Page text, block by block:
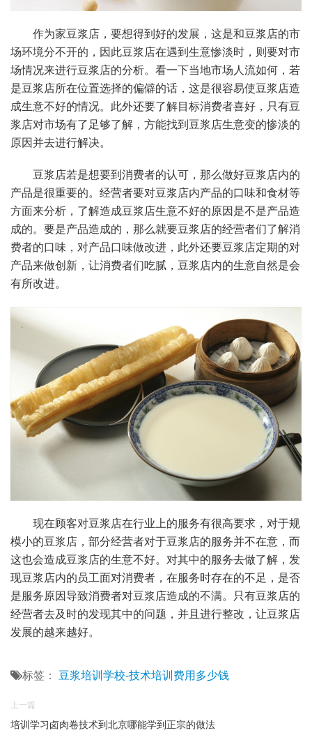
作为家豆浆店，要想得到好的发展，这是和豆浆店的市
场环境分不开的，因此豆浆店在遇到生意惨淡时，则要对市
场情况来进行豆浆店的分析。看一下当地市场人流如何，若
是豆浆店所在位置选择的偏僻的话，这是很容易使豆浆店造
成生意不好的情况。此外还要了解目标消费者喜好，只有豆
浆店对市场有了足够了解，方能找到豆浆店生意变的惨淡的
原因并去进行解决。
豆浆店若是想要到消费者的认可，那么做好豆浆店内的
产品是很重要的。经营者要对豆浆店内产品的口味和食材等
方面来分析，了解造成豆浆店生意不好的原因是不是产品造
成的。要是产品造成的，那么就要豆浆店的经营者们了解消
费者的口味，对产品口味做改进，此外还要豆浆店定期的对
产品来做创新，让消费者们吃腻，豆浆店内的生意自然是会
有所改进。
现在顾客对豆浆店在行业上的服务有很高要求，对于规
模小的豆浆店，部分经营者对于豆浆店的服务并不在意，而
这也会造成豆浆店的生意不好。对其中的服务去做了解，发
现豆浆店内的员工面对消费者，在服务时存在的不足，是否
是服务原因导致消费者对豆浆店造成的不满。只有豆浆店的
经营者去及时的发现其中的问题，并且进行整改，让豆浆店
发展的越来越好。
标签： 豆浆培训学校-技术培训费用多少钱
上一篇
培训学习卤肉卷技术到北京哪能学到正宗的做法